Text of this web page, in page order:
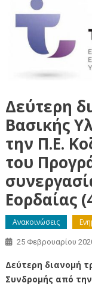
Δεύτερη
Βασικής
την Π.Ε.
του
Εορδαίας
Ανακοινώσεις
25 Φεβρουαρίου
Δεύτερη διανομή
Συνδρομής από